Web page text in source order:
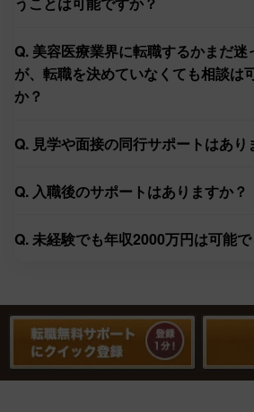
Q. 美容医療業界に転職するかまだ迷
が、転職を決めていなくても相談は
か？
Q. 見学や面接の同行サポートはあり
Q. 入職後のサポートはありますか？
Q. 未経験でも年収2000万円は可能で